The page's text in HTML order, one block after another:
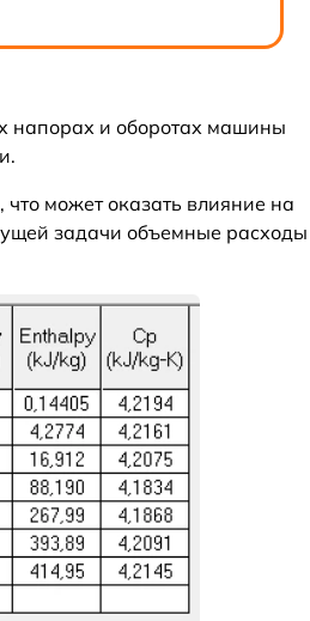
напорах и оборотах машины
может оказать влияние на
задачи объемные расходы